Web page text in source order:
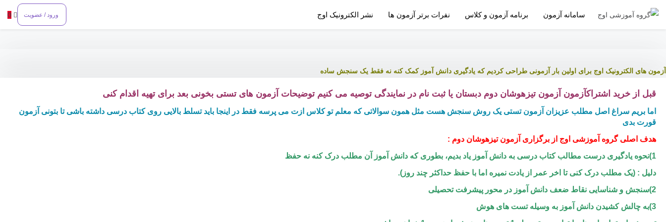
سامانه آزمون برنامه آزمون و کلاس نفرات برتر آزمون ها نشر الکترونیک اوج ورود / عضویت 0
آزمون های الکترونیک اوج برای اولین بار آزمونی طراحی کردیم که یادگیری دانش آموز کمک کنه نه فقط یک سنجش ساده
قبل از خرید اشتراکآزمون آزمون تیزهوشان دوم دبستان یا ثبت نام در نمایندگی توصیه می کنیم توضیحات آزمون های تستی بخونی بعد برای تهیه اقدام کنی
اما بریم سراغ اصل مطلب عزیزان آزمون تستی یک روش سنجش هست مثل همون سوالاتی که معلم تو کلاس ازت می پرسه فقط در اینجا باید تسلط بالایی روی کتاب درسی داشته باشی تا بتونی آزمون
قورت بدی
هدف اصلی گروه آموزشی اوج از برگزاری آزمون تیزهوشان دوم :
1)نحوه یادگیری درست مطالب کتاب درسی به دانش آموز یاد بدیم، بطوری که دانش آموز آن مطلب درک کنه نه حفظ
دلیل : (یک مطلب درک کنی تا اخر عمر از یادت نمیره اما با حفظ حداکثر چند روز).
2)سنجش و شناسایی نقاط ضعف دانش آموز در محور پیشرفت تحصیلی
3)به چالش کشیدن دانش آموز به وسیله تست های هوش